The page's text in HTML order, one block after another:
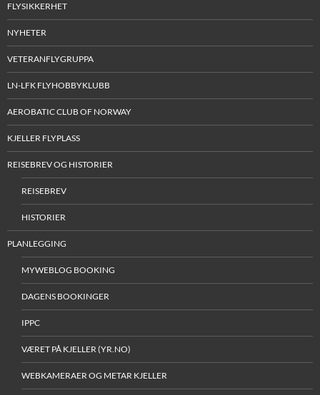
FLYSIKKERHET
NYHETER
VETERANFLYGRUPPA
LN-LFK FLYHOBBYKLUBB
AEROBATIC CLUB OF NORWAY
KJELLER FLYPLASS
REISEBREV OG HISTORIER
REISEBREV
HISTORIER
PLANLEGGING
MYWEBLOG BOOKING
DAGENS BOOKINGER
IPPC
VÆRET PÅ KJELLER (YR.NO)
WEBKAMERAER OG METAR KJELLER